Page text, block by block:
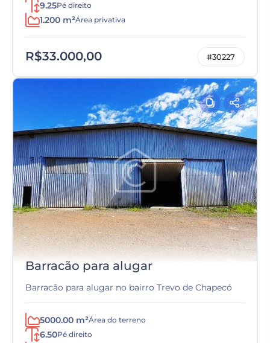
9.25Pé direito
1.200 m²Área privativa
R$33.000,00 #30227
Barracão para alugar
Barracão para alugar no bairro Trevo de Chapecó
5000.00 m²Área do terreno
6.50Pé direito